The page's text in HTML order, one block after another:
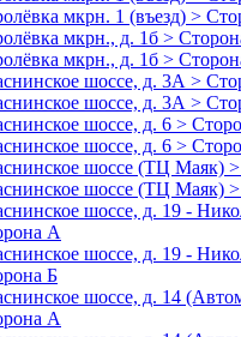
мкрн. 1 (въезд) >
мкрн., д. 1б >
мкрн., д. 1б >
шоссе, д. 3А >
шоссе, д. 3А >
шоссе, д. 6 >
шоссе, д. 6 >
шоссе (ТЦ Маяк)
шоссе (ТЦ Маяк)
шоссе, д. 19 -
А
шоссе, д. 19 -
Б
шоссе, д. 14
А